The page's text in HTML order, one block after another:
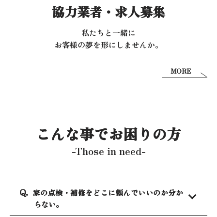
協力業者・求人募集
私たちと一緒に
お客様の夢を形にしませんか。
MORE
こんな事でお困りの方
-Those in need-
家の点検・補修をどこに頼んでいいのか分か
らない。